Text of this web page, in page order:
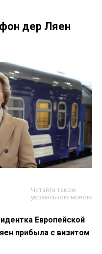
дер Ляен
Читайте також
українською мовою
Европейской
прибыла с визитом